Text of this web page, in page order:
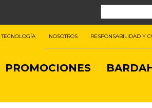
TECNOLOGÍA NOSOTROS RESPONSABILIDAD Y
PROMOCIONES